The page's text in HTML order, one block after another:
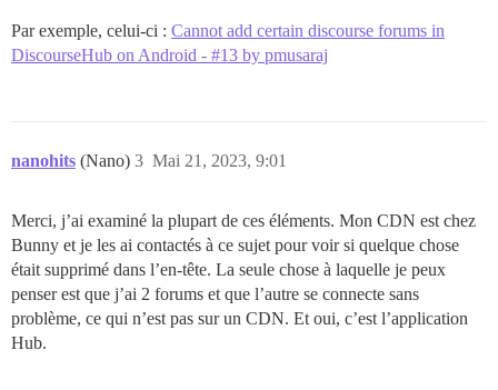
Par exemple, celui-ci : Cannot add certain discourse forums in
DiscourseHub on Android - #13 by pmusaraj
nanohits (Nano) Mai 21, 2023, 9:01
3
Merci, j’ai examiné la plupart de ces éléments. Mon CDN est chez
Bunny et je les ai contactés à ce sujet pour voir si quelque chose
était supprimé dans l’en-tête. La seule chose à laquelle je peux
penser est que j’ai 2 forums et que l’autre se connecte sans
problème, ce qui n’est pas sur un CDN. Et oui, c’est l’application
Hub.